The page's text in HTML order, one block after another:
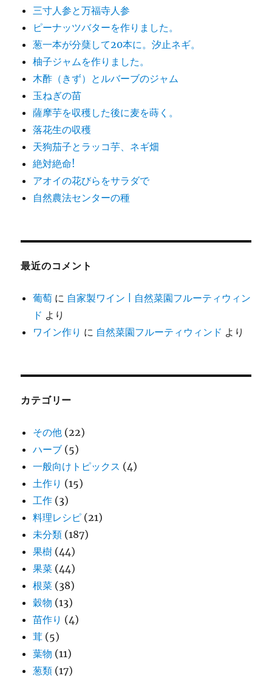
三寸人参と万福寺人参
ピーナッツバターを作りました。
葱一本が分蘖して20本に。汐止ネギ。
柚子ジャムを作りました。
木酢（きず）とルバーブのジャム
玉ねぎの苗
薩摩芋を収穫した後に麦を蒔く。
落花生の収穫
天狗茄子とラッコ芋、ネギ畑
絶対絶命!
アオイの花びらをサラダで
自然農法センターの種
最近のコメント
葡萄 に 自家製ワイン | 自然菜園フルーティウィン
ド より
ワイン作り に 自然菜園フルーティウィンド より
カテゴリー
その他 (22)
ハーブ (5)
一般向けトピックス (4)
土作り (15)
工作 (3)
料理レシピ (21)
未分類 (187)
果樹 (44)
果菜 (44)
根菜 (38)
穀物 (13)
苗作り (4)
茸 (5)
葉物 (11)
葱類 (17)